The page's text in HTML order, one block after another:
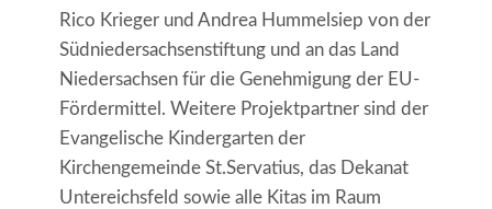
Rico Krieger und Andrea Hummelsiep von der
Südniedersachsenstiftung und an das Land
Niedersachsen für die Genehmigung der EU-
Fördermittel. Weitere Projektpartner sind der
Evangelische Kindergarten der
Kirchengemeinde St.Servatius, das Dekanat
Untereichsfeld sowie alle Kitas im Raum